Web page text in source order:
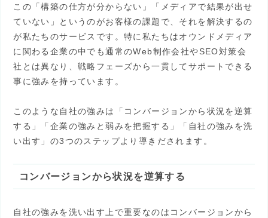
この「構築の仕方が分からない」「メディアで結果が出せ
ていない」というのがお客様の課題で、それを解決するの
が私たちのサービスです。特に私たちはオウンドメディア
に関わる企業の中でも通常のWeb制作会社やSEO対策会
社とは異なり、戦略フェーズから一貫してサポートできる
事に強みを持っています。
このような自社の強みは「コンバージョンから状況を逆算
する」「企業の強みと弱みを把握する」「自社の強みを洗
い出す」の3つのステップより導きだされます。
コンバージョンから状況を逆算する
自社の強みを洗い出す上で重要なのはコンバージョンから